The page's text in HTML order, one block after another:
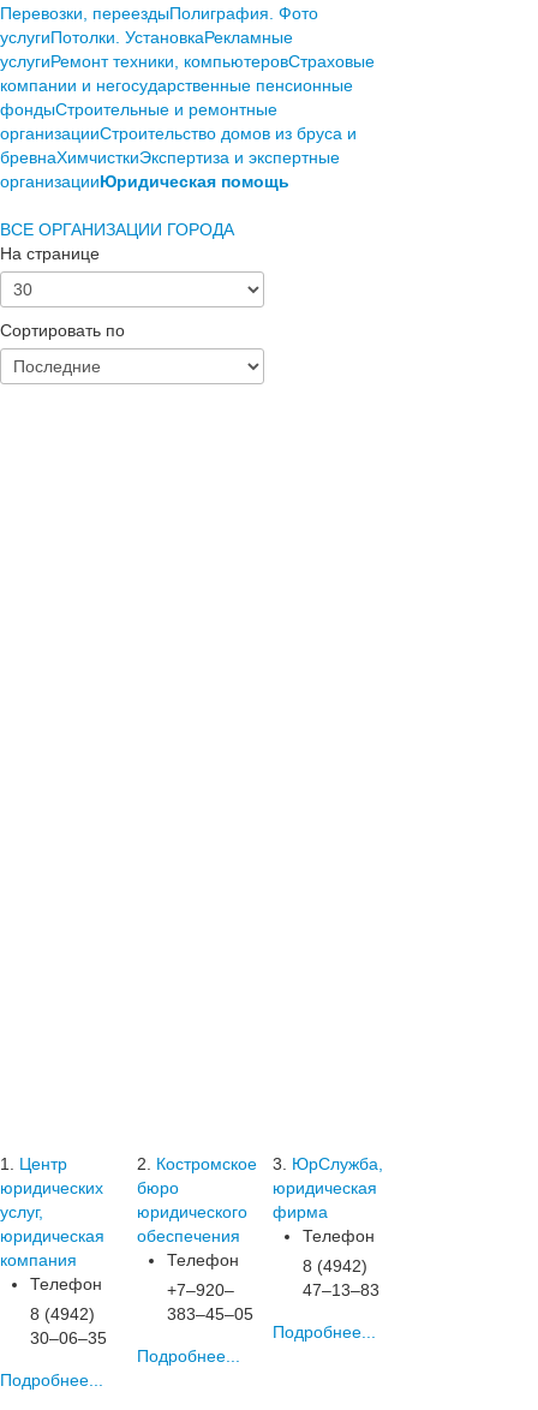
Перевозки, переездыПолиграфия. Фото
услугиПотолки. УстановкаРекламные
услугиРемонт техники, компьютеровСтраховые
компании и негосударственные пенсионные
фондыСтроительные и ремонтные
организацииСтроительство домов из бруса и
бревнаХимчисткиЭкспертиза и экспертные
организацииЮридическая помощь
ВСЕ ОРГАНИЗАЦИИ ГОРОДА
На странице
Сортировать по
1.
Центр
юридических
услуг,
юридическая
компания
Телефон
8 (4942)
30‒06‒35
Подробнее...
2.
Костромское
бюро
юридического
обеспечения
Телефон
+7‒920‒
383‒45‒05
Подробнее...
3.
ЮрСлужба,
юридическая
фирма
Телефон
8 (4942)
47‒13‒83
Подробнее...